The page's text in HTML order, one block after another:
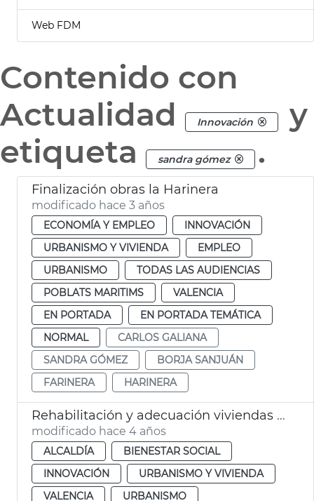
Web FDM
Contenido con
Actualidad
Innovación
y
etiqueta
sandra gómez .
Finalización obras la Harinera
modificado hace 3 años
ECONOMÍA Y EMPLEO
INNOVACIÓN
URBANISMO Y VIVIENDA
EMPLEO
URBANISMO
TODAS LAS AUDIENCIAS
POBLATS MARITIMS
VALENCIA
EN PORTADA
EN PORTADA TEMÁTICA
NORMAL
CARLOS GALIANA
SANDRA GÓMEZ
BORJA SANJUÁN
FARINERA
HARINERA
Rehabilitación y adecuación viviendas Tendetes y Tres Forques
modificado hace 4 años
ALCALDÍA
BIENESTAR SOCIAL
INNOVACIÓN
URBANISMO Y VIVIENDA
VALENCIA
URBANISMO